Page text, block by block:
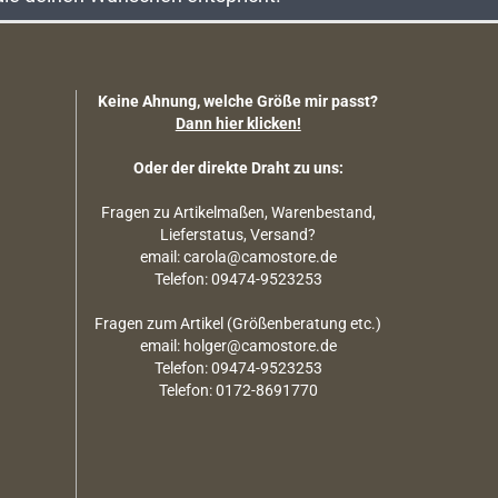
Keine Ahnung, welche Größe mir passt?
Dann hier klicken!
Oder der direkte Draht zu uns:
Fragen zu Artikelmaßen, Warenbestand,
Lieferstatus, Versand?
email: carola@camostore.de
Telefon: 09474-9523253
Fragen zum Artikel (Größenberatung etc.)
email: holger@camostore.de
Telefon: 09474-9523253
Telefon: 0172-8691770